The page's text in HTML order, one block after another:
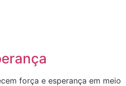
força e esperança em meio